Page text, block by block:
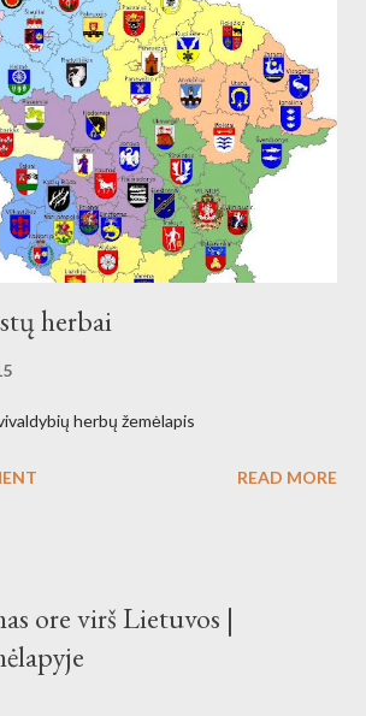
herbai
herbų žemėlapis
READ MORE
ore virš Lietuvos |